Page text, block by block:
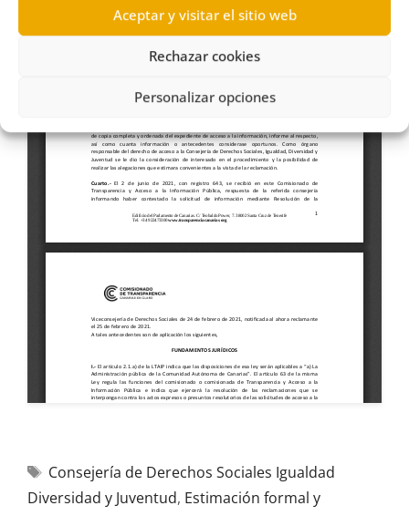
Aceptar y visitar el sitio web
Rechazar cookies
Personalizar opciones
Consejería de Derechos Sociales Igualdad
Diversidad y Juventud, Estimación formal y